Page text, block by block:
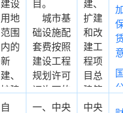
苗圃地，
每平方米
20元；灌
木林地、
疏林地、
未成林造
林地，每
平方米12
资的3倍
降低至2
倍。其
中，用人
单位在职
职工平均
工资未超
过当地社
球等
各种
营业
性娱
乐场
所营
业收
入的
建设
用地
范围
内的
新
建、
扩建
和改
目。
城市基
础设施配
套费按照
建设工程
规划许可
证许可的
建筑面积
建、
扩建
和改
建工
程项
目总
建筑
面积
自
一、中央
中央